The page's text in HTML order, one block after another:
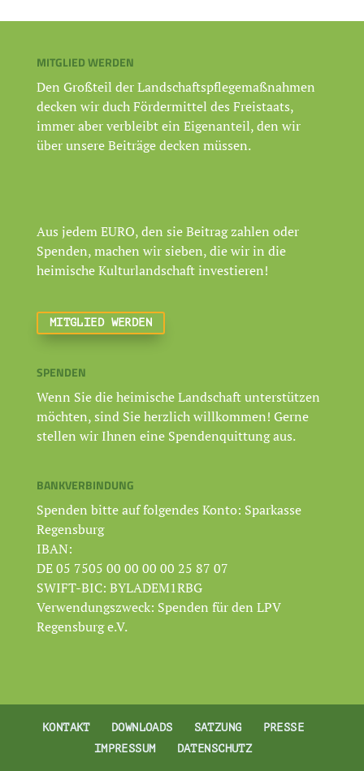
MITGLIED WERDEN
Den Großteil der Landschaftspflegemaßnahmen
decken wir duch Fördermittel des Freistaats,
immer aber verbleibt ein Eigenanteil, den wir
über unsere Beiträge decken müssen.
Aus jedem EURO, den sie Beitrag zahlen oder
Spenden, machen wir sieben, die wir in die
heimische Kulturlandschaft investieren!
MITGLIED WERDEN
SPENDEN
Wenn Sie die heimische Landschaft unterstützen
möchten, sind Sie herzlich willkommen! Gerne
stellen wir Ihnen eine Spendenquittung aus.
BANKVERBINDUNG
Spenden bitte auf folgendes Konto: Sparkasse
Regensburg
IBAN:
DE 05 7505 00 00 00 00 25 87 07
SWIFT-BIC: BYLADEM1RBG
Verwendungszweck: Spenden für den LPV
Regensburg e.V.
KONTAKT DOWNLOADS SATZUNG
PRESSE
IMPRESSUM
DATENSCHUTZ